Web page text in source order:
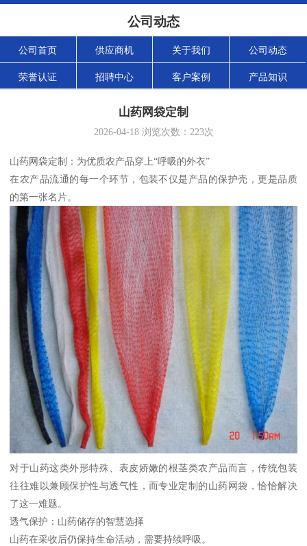
公司动态
公司首页 供应商机 关于我们 公司动态
荣誉认证 招聘中心 客户案例 产品知识
山药网袋定制
2026-04-18浏览次数： 223次
山药网袋定制：为优质农产品穿上“呼吸的外衣”
在农产品流通的每一个环节，包装不仅是产品的保护壳，更是品质
的第一张名片。
对于山药这类外形特殊、表皮娇嫩的根茎类农产品而言，传统包装
往往难以兼顾保护性与透气性，而专业定制的山药网袋，恰恰解决
了这一难题。
透气保护：山药储存的智慧选择
山药在采收后仍保持生命活动，需要持续呼吸。